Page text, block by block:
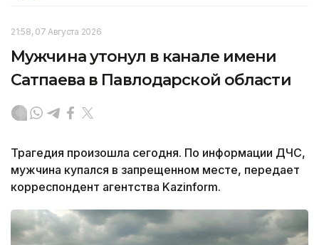
21:58, 07 Августа 2026
Мужчина утонул в канале имени
Сатпаева в Павлодарской области
Трагедия произошла сегодня. По информации ДЧС,
мужчина купался в запрещенном месте, передает
корреспондент агентства Kazinform.